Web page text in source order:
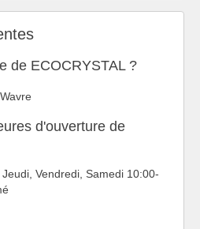
de ECOCRYSTAL ?
d'ouverture de
Vendredi, Samedi 10:00-